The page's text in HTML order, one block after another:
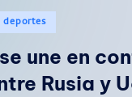
deportes
une en
Rusia y